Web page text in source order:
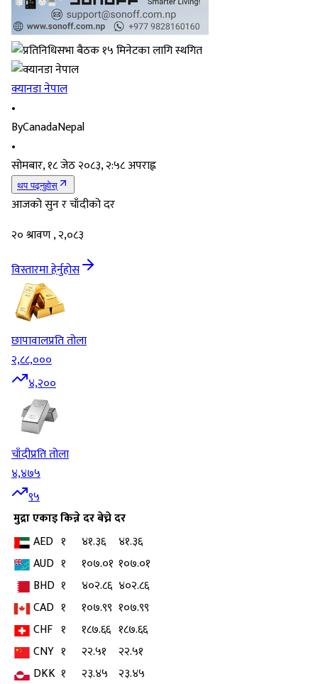
क्यानडा नेपाल
•
ByCanadaNepal
•
सोमबार, १८ जेठ २०८३, २:५८ अपराह्न
थप पढ्नुहोस्
आजको सुन र चाँदीको दर
२० श्रावण , २,०८३
विस्तारमा हेर्नुहोस
छापावालप्रति तोला
२,८८,०००
४,२००
चाँदीप्रति तोला
४,४७५
९५
मुद्राएकाइकिन्ने दरबेच्ने दर
AED १ ४१.३६
४१.३६
AUD १ १०७.०१ १०७.०१
BHD १ ४०२.८६ ४०२.८६
CAD १ १०७.९९ १०७.९९
CHF १ १८७.६६ १८७.६६
CNY १ २२.५१
२२.५१
DKK १ २३.४५ २३.४५